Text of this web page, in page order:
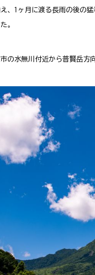
、1ヶ月に渡る長雨の後の
。
の水無川付近から普賢岳方